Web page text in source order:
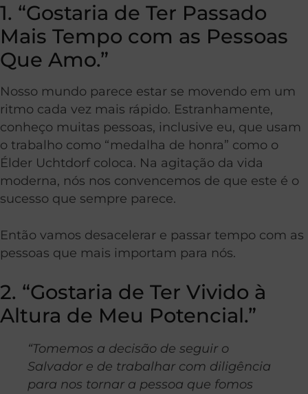
1. “Gostaria de Ter Passado
Mais Tempo com as Pessoas
Que Amo.”
Nosso mundo parece estar se movendo em um
ritmo cada vez mais rápido. Estranhamente,
conheço muitas pessoas, inclusive eu, que usam
o trabalho como “medalha de honra” como o
Élder Uchtdorf coloca. Na agitação da vida
moderna, nós nos convencemos de que este é o
sucesso que sempre parece.
Então vamos desacelerar e passar tempo com as
pessoas que mais importam para nós.
2. “Gostaria de Ter Vivido à
Altura de Meu Potencial.”
“Tomemos a decisão de seguir o
Salvador e de trabalhar com diligência
para nos tornar a pessoa que fomos